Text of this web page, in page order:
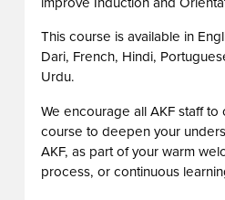
This course is available in
Dari, French, Hindi,
Urdu.
We encourage all AKF staff
course to deepen your
AKF, as part of your warm
process, or continuous